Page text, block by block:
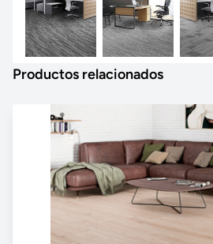
Productos relacionados